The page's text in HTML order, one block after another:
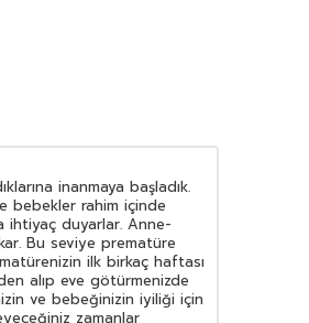
inanmaya başladık.
bebekler rahim içinde
ihtiyaç duyarlar. Anne-
Bu seviye prematüre
ilk birkaç haftası
alıp eve götürmenizde
ve bebeğinizin iyiliği için
zamanlar